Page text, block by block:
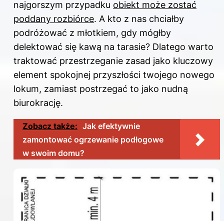
najgorszym przypadku obiekt może zostać
poddany rozbiórce. A kto z nas chciałby
podróżować z młotkiem, gdy mógłby
delektować się kawą na tarasie? Dlatego warto
traktować przestrzeganie zasad jako kluczowy
element spokojnej przyszłości twojego nowego
lokum, zamiast postrzegać to jako nudną
biurokrację.
Zobacz także: Jak efektywnie
zamontować ogrzewanie podłogowe
w swoim domu?